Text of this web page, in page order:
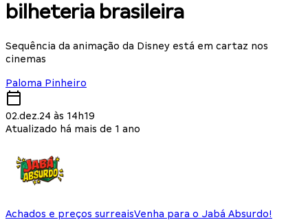
bilheteria brasileira
Sequência da animação da Disney está em cartaz nos
cinemas
Paloma Pinheiro
02.dez.24 às 14h19
Atualizado há mais de 1 ano
Achados e preços surreaisVenha para o Jabá Absurdo!